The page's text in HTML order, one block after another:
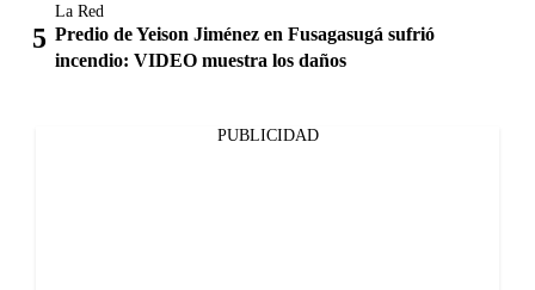
La Red
Predio de Yeison Jiménez en Fusagasugá sufrió
incendio: VIDEO muestra los daños
PUBLICIDAD